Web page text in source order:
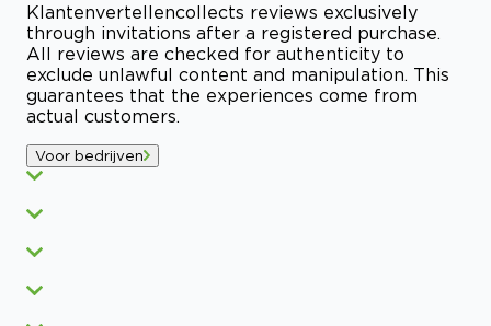
Klantenvertellencollects reviews exclusively
through invitations after a registered purchase.
All reviews are checked for authenticity to
exclude unlawful content and manipulation. This
guarantees that the experiences come from
actual customers.
Voor bedrijven